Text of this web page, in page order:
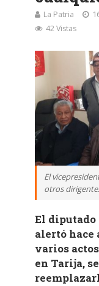
La Patria
42 Vistas
El
otros
El
alertó hace
varios
en Tarija,